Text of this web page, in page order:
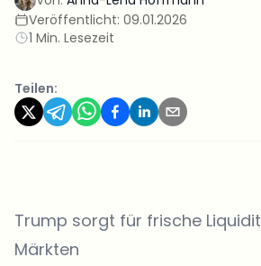
Veröffentlicht: 09.01.2026
1 Min. Lesezeit
Teilen:
Trump sorgt für frische
Märkten